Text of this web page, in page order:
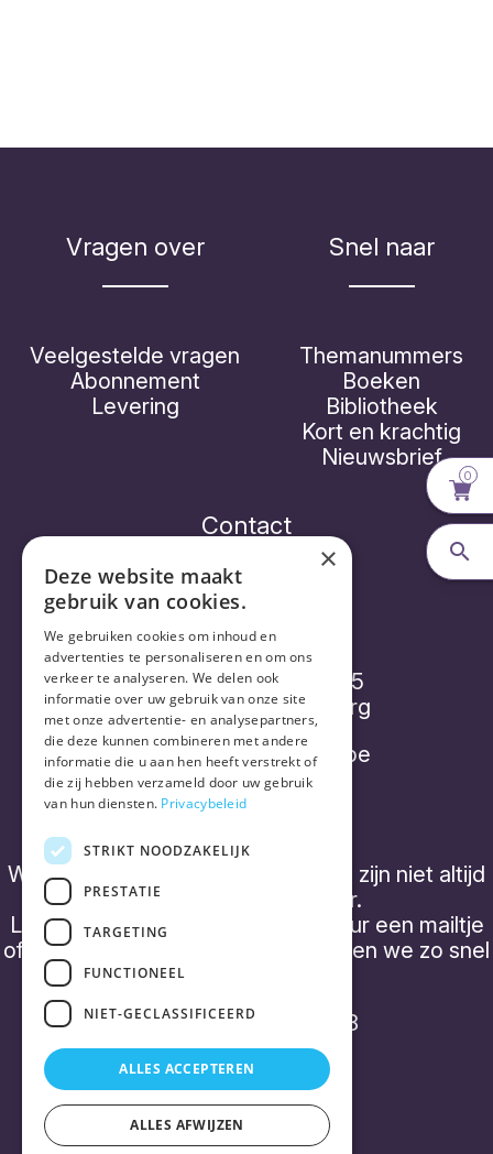
Vragen over
Veelgestelde vragen
Abonnement
Levering
Snel naar
Themanummers
Boeken
Bibliotheek
Kort en krachtig
Nieuwsbrief
Contact
Vorthex Aequo bv
Diepenbroekstraatje 15
2220 Heist-op-den-Berg
info@placebonocebo.be
+32 (0) 490 21 62 07
We hebben geen 'kantooruren' en zijn niet altijd
telefonisch bereikbaar.
Laat een boodschap achter of stuur een mailtje
of een WhatsApp bericht, dan nemen we zo snel
mogelijk contact op.
BTW BE0843 357 788
0
×
Deze website maakt
gebruik van cookies.
We gebruiken cookies om inhoud en
advertenties te personaliseren en om ons
verkeer te analyseren. We delen ook
informatie over uw gebruik van onze site
met onze advertentie- en analysepartners,
die deze kunnen combineren met andere
informatie die u aan hen heeft verstrekt of
die zij hebben verzameld door uw gebruik
van hun diensten. Privacybeleid
STRIKT NOODZAKELIJK
PRESTATIE
TARGETING
FUNCTIONEEL
NIET-GECLASSIFICEERD
ALLES ACCEPTEREN
ALLES AFWIJZEN